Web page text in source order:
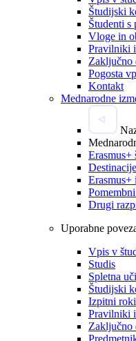
Študijski
Študenti s
Vloge in
Pravilniki
Zaključno
Pogosta
Kontakt
Mednarodne
Erasmus+
Destinacije
Erasmus+
Drugi
Uporabne
Vpis v
Studis
Spletna
Študijski
Izpitni roki
Pravilniki
Zaključno